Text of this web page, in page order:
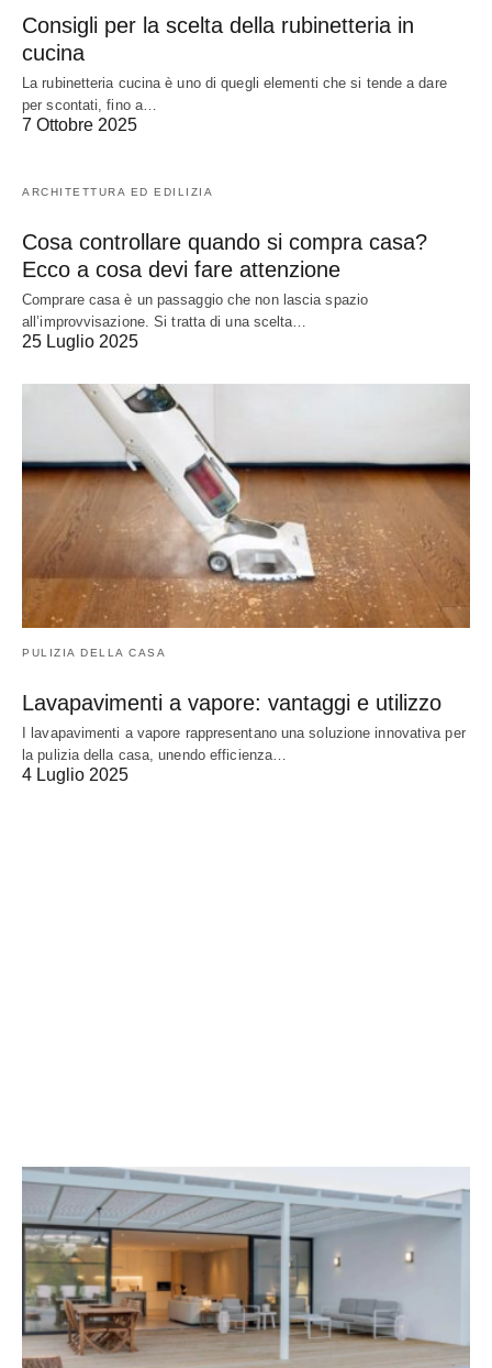
Consigli per la scelta della rubinetteria in
cucina
La rubinetteria cucina è uno di quegli elementi che si tende a dare
per scontati, fino a…
7 Ottobre 2025
ARCHITETTURA ED EDILIZIA
Cosa controllare quando si compra casa?
Ecco a cosa devi fare attenzione
Comprare casa è un passaggio che non lascia spazio
all’improvvisazione. Si tratta di una scelta…
25 Luglio 2025
PULIZIA DELLA CASA
Lavapavimenti a vapore: vantaggi e utilizzo
I lavapavimenti a vapore rappresentano una soluzione innovativa per
la pulizia della casa, unendo efficienza…
4 Luglio 2025